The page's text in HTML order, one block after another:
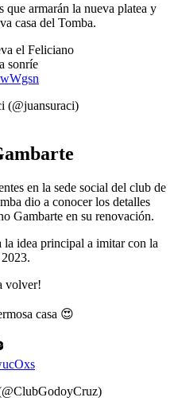
que armarán la nueva platea y
casa del Tomba.
el Feliciano
sonríe
(@juansuraci)
en la sede social del club de
dio a conocer los detalles
Gambarte en su renovación.
la idea principal a imitar con la
volver!
casa 😍